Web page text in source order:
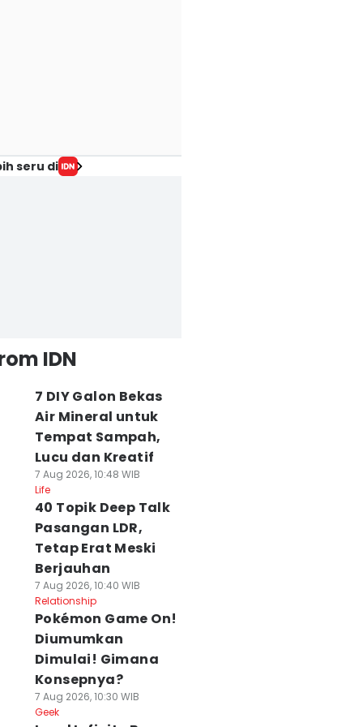
seru di
IDN
7 DIY Galon Bekas
Air Mineral untuk
Tempat Sampah,
Lucu dan Kreatif
7 Aug 2026, 10:48 WIB
Life
40 Topik Deep Talk
Pasangan LDR,
Tetap Erat Meski
Berjauhan
7 Aug 2026, 10:40 WIB
Relationship
Pokémon Game On!
Diumumkan
Dimulai! Gimana
Konsepnya?
7 Aug 2026, 10:30 WIB
Geek